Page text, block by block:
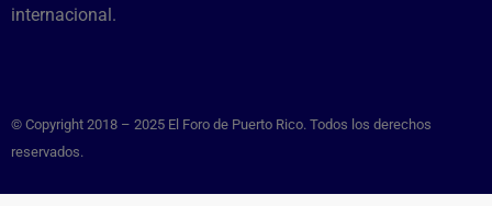
internacional.
© Copyright 2018 – 2025 El Foro de Puerto Rico. Todos los derechos
reservados.